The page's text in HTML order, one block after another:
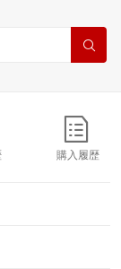
購入履歴